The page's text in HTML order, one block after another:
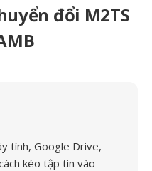
đổi M2TS
tính, Google Drive,
kéo tập tin vào